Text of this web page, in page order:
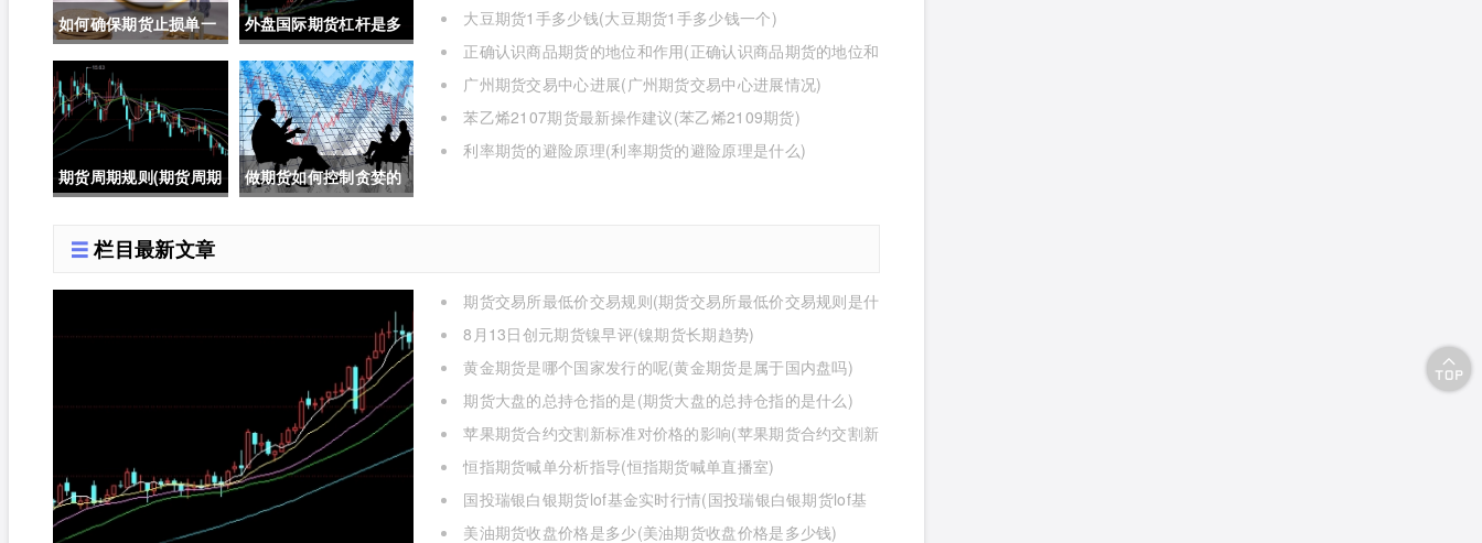
如何确保期货止损单一
定成交成功(如何确保期
货止损单一定成交成功
呢)
外盘国际期货杠杆是多
少倍(外盘国际期货杠杆
是多少倍的)
期货周期规则(期货周期
做期货如何控制贪婪的
大豆期货1手多少钱(大豆期货1手多少钱一个)
正确认识商品期货的地位和作用(正确认识商品期货的地位和
作用是什么)
广州期货交易中心进展(广州期货交易中心进展情况)
苯乙烯2107期货最新操作建议(苯乙烯2109期货)
利率期货的避险原理(利率期货的避险原理是什么)
栏目最新文章
期货交易所最低价交易规则(期货交易所最低价交易规则是什
8月13日创元期货镍早评(镍期货长期趋势)
黄金期货是哪个国家发行的呢(黄金期货是属于国内盘吗)
期货大盘的总持仓指的是(期货大盘的总持仓指的是什么)
苹果期货合约交割新标准对价格的影响(苹果期货合约交割新
标准对价格的影响有哪些)
恒指期货喊单分析指导(恒指期货喊单直播室)
国投瑞银白银期货lof基金实时行情(国投瑞银白银期货lof基
金实时行情怎么样)
美油期货收盘价格是多少(美油期货收盘价格是多少钱)